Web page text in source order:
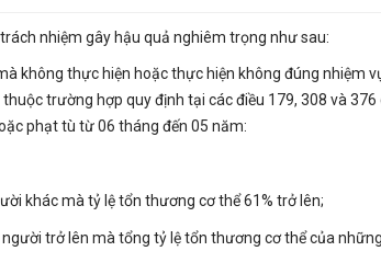
nhiệm gây hậu quả nghiêm trọng như sau:
không thực hiện hoặc thực hiện không đúng nhiệm
trường hợp quy định tại các điều 179, 308 và 376
phạt tù từ 06 tháng đến 05 năm:
khác mà tỷ lệ tổn thương cơ thể 61% trở lên;
trở lên mà tổng tỷ lệ tổn thương cơ thể của